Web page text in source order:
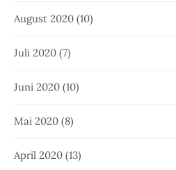
August 2020 (10)
Juli 2020 (7)
Juni 2020 (10)
Mai 2020 (8)
April 2020 (13)